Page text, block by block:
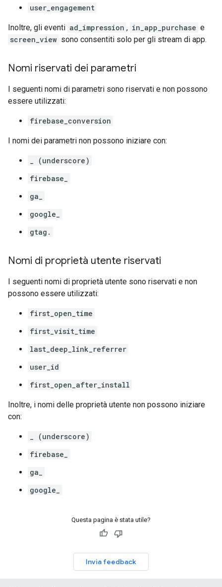
user_engagement
Inoltre, gli eventi ad_impression , in_app_purchase e
screen_view sono consentiti solo per gli stream di app.
Nomi riservati dei parametri
I seguenti nomi di parametri sono riservati e non possono
essere utilizzati:
firebase_conversion
I nomi dei parametri non possono iniziare con:
_ (underscore)
firebase_
ga_
google_
gtag.
Nomi di proprietà utente riservati
I seguenti nomi di proprietà utente sono riservati e non
possono essere utilizzati:
first_open_time
first_visit_time
last_deep_link_referrer
user_id
first_open_after_install
Inoltre, i nomi delle proprietà utente non possono iniziare
con:
_ (underscore)
firebase_
ga_
google_
Questa pagina è stata utile?
Invia feedback